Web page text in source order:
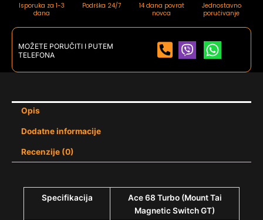
Isporuka za 1-3
dana
Podrška 24/7
14 dana povrat
novca
Jednostavno
poručivanje
MOŽETE PORUČITI I PUTEM
TELEFONA
Opis
Dodatne informacije
Recenzije (0)
Specifikacija
Ace 68 Turbo (Mount Tai
Magnetic Switch GT)